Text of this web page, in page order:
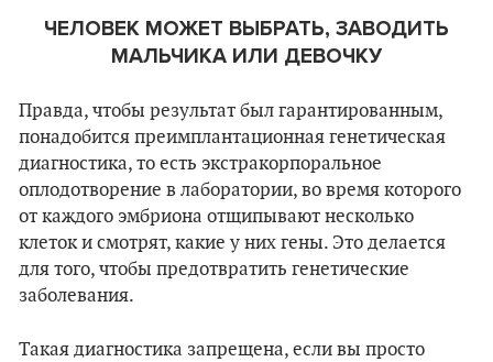
ЧЕЛОВЕК МОЖЕТ ВЫБРАТЬ, ЗАВОДИТЬ
МАЛЬЧИКА ИЛИ ДЕВОЧКУ
Правда, чтобы результат был гарантированным,
понадобится преимплантационная генетическая
диагностика, то есть экстракорпоральное
оплодотворение в лаборатории, во время которого
от каждого эмбриона отщипывают несколько
клеток и смотрят, какие у них гены. Это делается
для того, чтобы предотвратить генетические
заболевания.
Такая диагностика запрещена, если вы просто